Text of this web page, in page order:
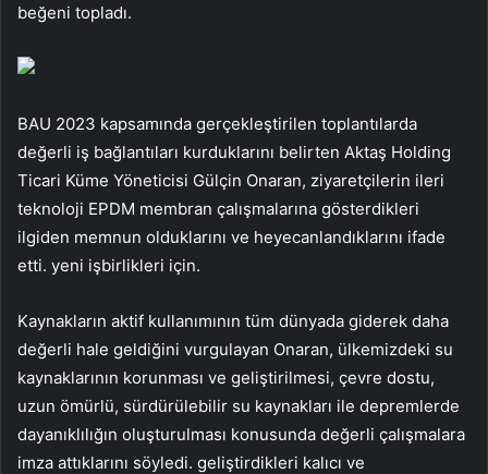
beğeni topladı.
BAU 2023 kapsamında gerçekleştirilen toplantılarda
değerli iş bağlantıları kurduklarını belirten Aktaş Holding
Ticari Küme Yöneticisi Gülçin Onaran, ziyaretçilerin ileri
teknoloji EPDM membran çalışmalarına gösterdikleri
ilgiden memnun olduklarını ve heyecanlandıklarını ifade
etti. yeni işbirlikleri için.
Kaynakların aktif kullanımının tüm dünyada giderek daha
değerli hale geldiğini vurgulayan Onaran, ülkemizdeki su
kaynaklarının korunması ve geliştirilmesi, çevre dostu,
uzun ömürlü, sürdürülebilir su kaynakları ile depremlerde
dayanıklılığın oluşturulması konusunda değerli çalışmalara
imza attıklarını söyledi. geliştirdikleri kalıcı ve